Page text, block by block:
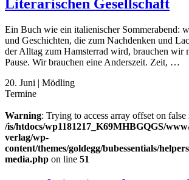
Literarischen Gesellschaft
Ein Buch wie ein italienischer Sommerabend:
und Geschichten, die zum Nachdenken und
der Alltag zum Hamsterrad wird, brauchen wir
Pause. Wir brauchen eine Anderszeit. Zeit, …
20. Juni | Mödling
Termine
Warning: Trying to access array offset on false
/is/htdocs/wp1181217_K69MHBGQGS/
verlag/wp-
content/themes/goldegg/bubessentials/
media.php on line 51